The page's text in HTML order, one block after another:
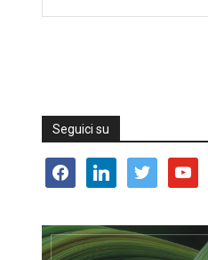
Seguici su
facebooklinkedin twitter youtube